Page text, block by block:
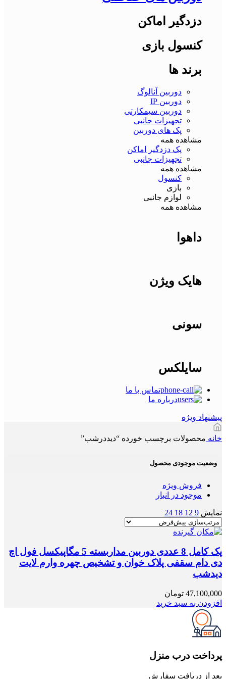
دزدگیر اماکن
کنسول بازی
برند ها
دوربین آنالوگ
دوربین IP
دوربین سیمکارتی
تجهیزات جانبی
پک های دوربین
مشاهده همه
پک دزدگیر اماکن
تجهیزات جانبی
مشاهده همه
کنسول
بازی
لوازم جانبی
مشاهده همه
داهوا
هایک ویژن
سونی
سایلکس
تماس با ما
درباره ما
پیشنهاد ویژه
خانه محصولات برچسب خورده “دیددرشب”
وضعیت موجودی محصول
فروش ویژه
موجود در انبار
نمایش 9
12
18
24
پک کامل 8 عددی دوربین مداربسته 5 مگاپیکسل فول اچ
دی دام سقفی پلاک خوان و تشخیص چهره وارم لایت
دیدشب
47,100,000 تومان
افزودن به سبد خرید
پرداخت درب منزل
بعد از دریافت سفارش